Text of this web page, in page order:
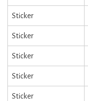
Sticker
Sticker
Sticker
Sticker
Sticker